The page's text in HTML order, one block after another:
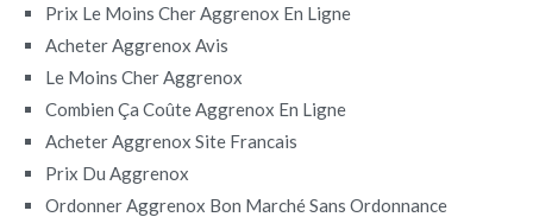
Prix Le Moins Cher Aggrenox En Ligne
Acheter Aggrenox Avis
Le Moins Cher Aggrenox
Combien Ça Coûte Aggrenox En Ligne
Acheter Aggrenox Site Francais
Prix Du Aggrenox
Ordonner Aggrenox Bon Marché Sans Ordonnance